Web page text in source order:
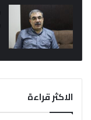
الاكثر قراءة